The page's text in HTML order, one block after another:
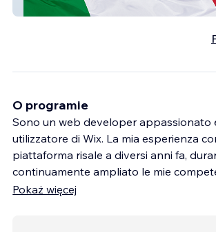
Satìa Care
O programie
Sono un web developer appassionato
utilizzatore di Wix. La mia esperienza
piattaforma risale a diversi anni fa,
continuamente ampliato le mie
Pokaż więcej